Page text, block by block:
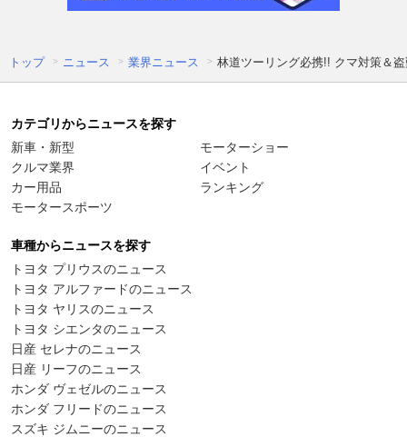
トップ ニュース 業界ニュース 林道ツーリング必携!! クマ対策＆
カテゴリからニュースを探す
新車・新型
クルマ業界
カー用品
モータースポーツ
モーターショー
イベント
ランキング
車種からニュースを探す
トヨタ プリウスのニュース
トヨタ アルファードのニュース
トヨタ ヤリスのニュース
トヨタ シエンタのニュース
日産 セレナのニュース
日産 リーフのニュース
ホンダ ヴェゼルのニュース
ホンダ フリードのニュース
スズキ ジムニーのニュース